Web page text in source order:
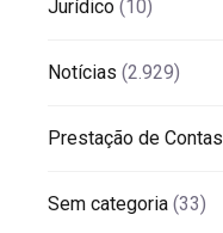
Jurídico (10)
Notícias (2.929)
Prestação de Contas
Sem categoria (33)